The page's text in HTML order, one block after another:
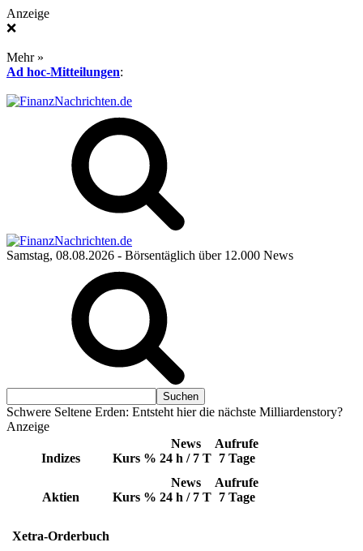
Anzeige
❌
Mehr »
Ad hoc-Mitteilungen:
Samstag, 08.08.2026 - Börsentäglich über 12.000 News
Schwere Seltene Erden: Entsteht hier die nächste Milliardenstory?
Anzeige
Indizes Kurs %
News
24 h / 7 T
Aufrufe
7 Tage
Aktien Kurs %
News
24 h / 7 T
Aufrufe
7 Tage
Xetra-Orderbuch